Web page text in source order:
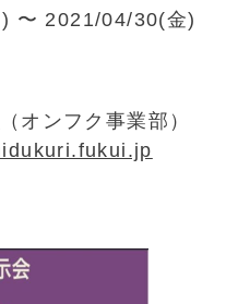
〜 2021/04/30(金)
（オンフク事業部）